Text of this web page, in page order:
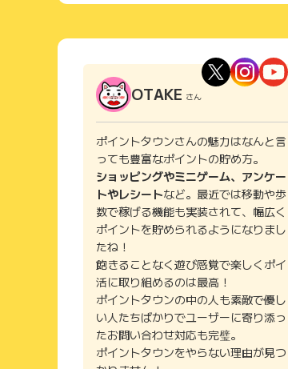
OTAKE さん
ポイントタウンさんの魅力はなんと言
っても豊富なポイントの貯め方。
ショッピングやミニゲーム、アンケー
トやレシートなど。最近では移動や歩
数で稼げる機能も実装されて、幅広く
ポイントを貯められるようになりまし
たね！
飽きることなく遊び感覚で楽しくポイ
活に取り組めるのは最高！
ポイントタウンの中の人も素敵で優し
い人たちばかりでユーザーに寄り添っ
たお問い合わせ対応も完璧。
ポイントタウンをやらない理由が見つ